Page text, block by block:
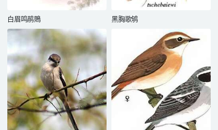
白眉鸣鹃鵙 黑胸歌鸲